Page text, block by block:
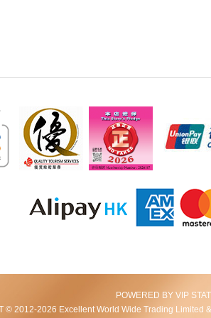
POWERED BY VIP
© 2012-2026 Excellent World Wide Trading Limited